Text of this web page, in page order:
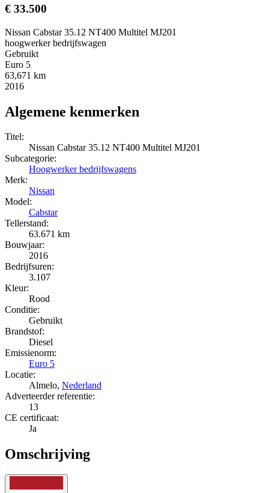
€ 33.500
Nissan Cabstar 35.12 NT400 Multitel MJ201
hoogwerker bedrijfswagen
Gebruikt
Euro 5
63,671 km
2016
Algemene kenmerken
Titel:
Nissan Cabstar 35.12 NT400 Multitel MJ201
Subcategorie:
Hoogwerker bedrijfswagens
Merk:
Nissan
Model:
Cabstar
Tellerstand:
63.671 km
Bouwjaar:
2016
Bedrijfsuren:
3.107
Kleur:
Rood
Conditie:
Gebruikt
Brandstof:
Diesel
Emissienorm:
Euro 5
Locatie:
Almelo, Nederland
Adverteerder referentie:
13
CE certificaat:
Ja
Omschrijving